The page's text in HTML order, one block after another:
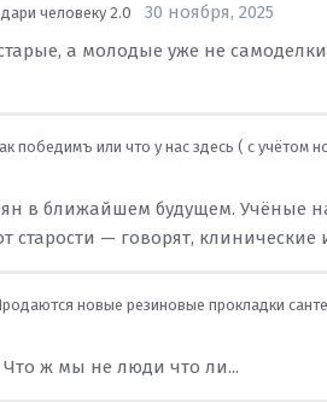
человеку 2.0
30 ноября, 2025
а молодые уже не
победимъ или что у нас здесь ( с учётом
в ближайшем будущем. Учёные
— говорят, клинические
новые резиновые прокладки
Что ж мы не люди что ли...